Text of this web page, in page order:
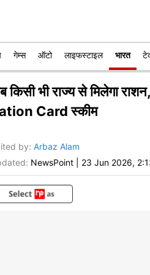
गेम्स ऑटो लाइफस्टाइल भारत
किसी भी राज्य से मिलेगा
Card स्कीम
by: Arbaz Alam
NewsPoint 23 Jun 2026,